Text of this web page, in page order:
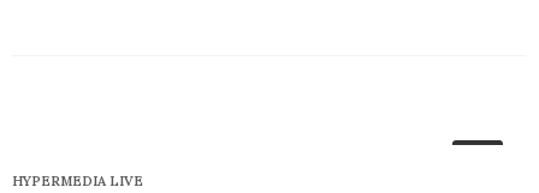
HYPERMEDIA LIVE